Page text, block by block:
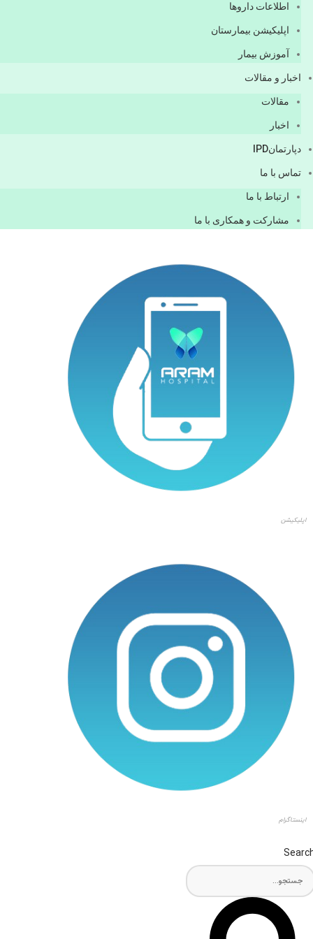
اطلاعات دارو‌ها
اپليكيشن بيمارستان
آموزش بیمار
اخبار و مقالات
مقالات
اخبار
دپارتمانIPD
تماس با ما
ارتباط با ما
مشاركت و همكاری با ما
اپلیکیشن
اینستاگرام